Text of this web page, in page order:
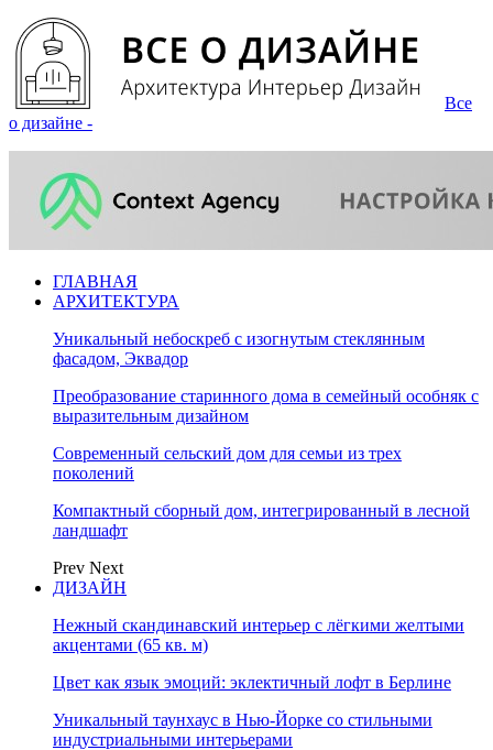
Все
о дизайне -
ГЛАВНАЯ
АРХИТЕКТУРА
Уникальный небоскреб с изогнутым стеклянным
фасадом, Эквадор
Преобразование старинного дома в семейный особняк с
выразительным дизайном
Современный сельский дом для семьи из трех
поколений
Компактный сборный дом, интегрированный в лесной
ландшафт
Prev Next
ДИЗАЙН
Нежный скандинавский интерьер с лёгкими желтыми
акцентами (65 кв. м)
Цвет как язык эмоций: эклектичный лофт в Берлине
Уникальный таунхаус в Нью-Йорке со стильными
индустриальными интерьерами